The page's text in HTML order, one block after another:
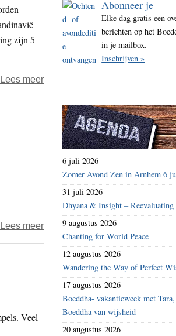
i
t
zijn 5
Lees meerover
winnaar
nationale
vogeltelling
Lees meerover
2023
Veel
Abonneer je
Elke dag gratis een
berichten op het
in je mailbox.
Inschrijven »
6 juli 2026
Zomer Avond Zen in Arnhem 6
31 juli 2026
Dhyana & Insight – Reevaluating
9 augustus 2026
Chanting for World Peace
12 augustus 2026
Wandering the Way of Perfect
17 augustus 2026
Boeddha- vakantieweek met
Boeddha van wijsheid
20 augustus 2026